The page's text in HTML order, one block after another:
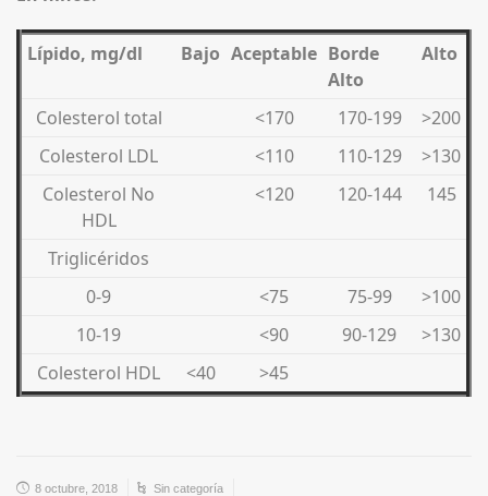
Lípido, mg/dl Bajo Aceptable Borde
Alto
Alto
Colesterol total <170 170-199
>200
Colesterol LDL
<110 110-129
>130
Colesterol No
HDL
<120 120-144 145
Triglicéridos
0-9
<75 75-99
>100
10-19
<90 90-129
>130
Colesterol HDL
<40 >45
8 octubre, 2018 Sin categoría